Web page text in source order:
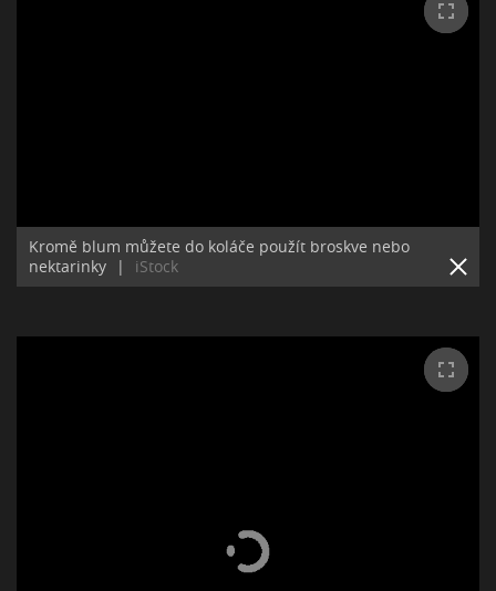
Kromě blum můžete do koláče použít broskve nebo
nektarinky
| iStock